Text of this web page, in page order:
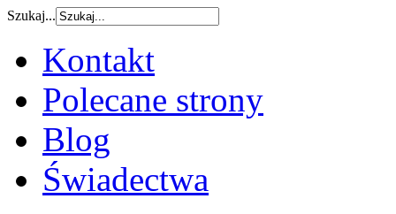
Szukaj...
Kontakt
Polecane strony
Blog
Świadectwa